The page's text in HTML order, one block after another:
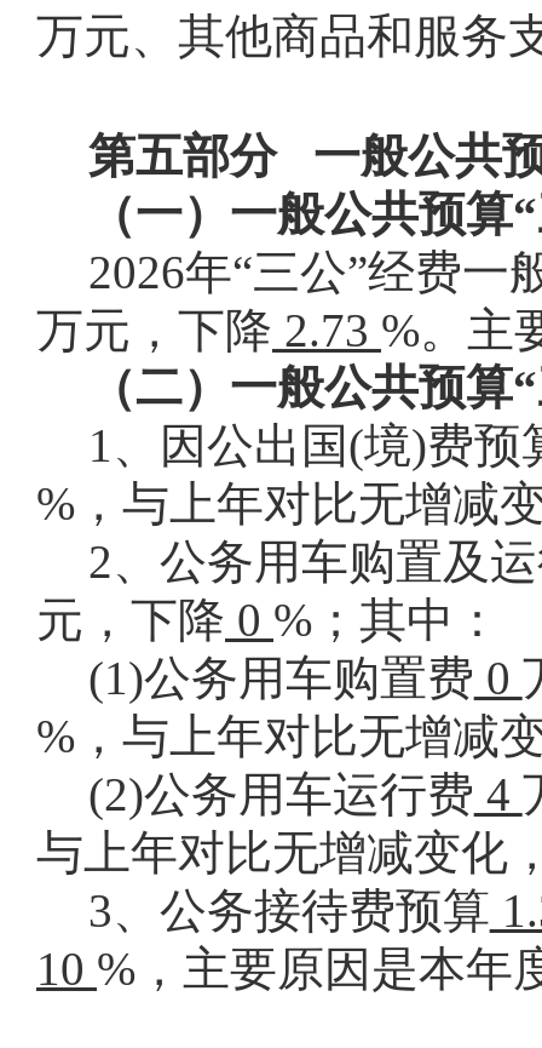
万元、其他商品和服务
第五部分
一般公共
（一）一般公共预
2026年“三公”经费一
万元，下降 2.73 %。主
（二）一般公共预
1、因公出国(境)费预
%，与上年对比无增减
2、公务用车购置及
元，下降 0 %；其中：
(1)公务用车购置费 0
%， 与上年对比无增减
(2)公务用车运行费 4
与上年对比无增减变化
3、公务接待费预算
10 %，主要原因是本年